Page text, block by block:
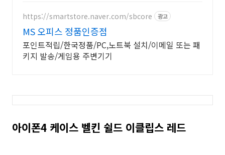
https://smartstore.naver.com/sbcore 광고
MS 오피스 정품인증점
포인트적립/한국정품/PC,노트북 설치/이메일 또는 패
키지 발송/게임용 주변기기
아이폰4 케이스 벨킨 쉴드 이클립스 레드